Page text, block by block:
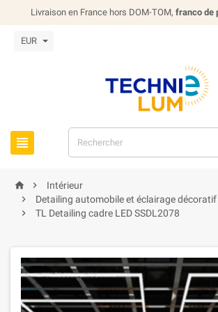
Livraison en France hors DOM-TOM, franco de
EUR

 
Intérieur

Detailing automobile et éclairage décoratif

TL Detailing cadre LED SSDL2078